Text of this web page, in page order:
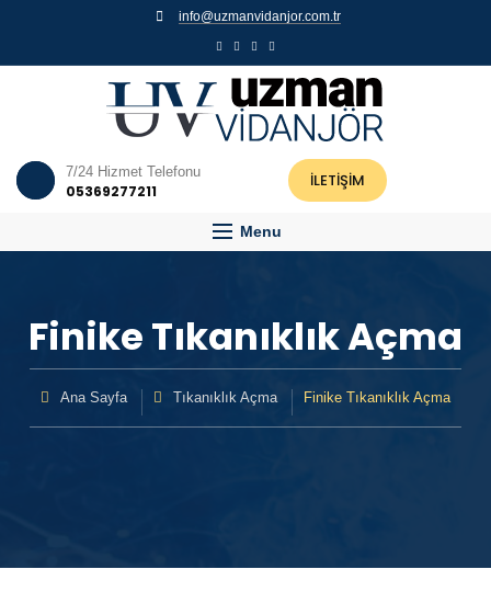
info@uzmanvidanjor.com.tr
7/24 Hizmet Telefonu
05369277211 İLETİŞİM
Menu
Finike Tıkanıklık Açma
Ana Sayfa Tıkanıklık Açma Finike Tıkanıklık Açma